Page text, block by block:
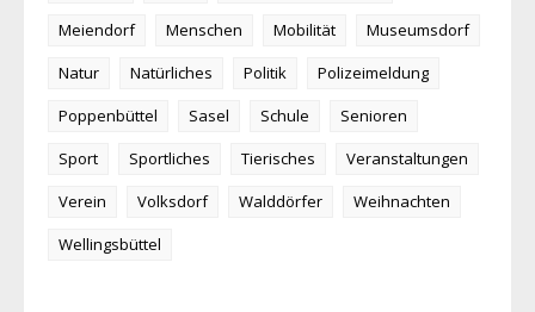
Meiendorf
Menschen Mobilität
Museumsdorf
Natur
Natürliches Politik
Polizeimeldung
Poppenbüttel
Sasel Schule
Senioren
Sport
Sportliches Tierisches
Veranstaltungen
Verein
Volksdorf Walddörfer
Weihnachten
Wellingsbüttel